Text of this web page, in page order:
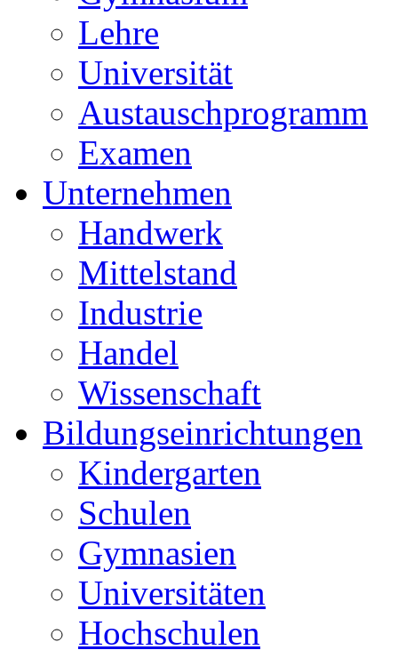
Lehre
Universität
Austauschprogramm
Examen
Unternehmen
Handwerk
Mittelstand
Industrie
Handel
Wissenschaft
Bildungseinrichtungen
Kindergarten
Schulen
Gymnasien
Universitäten
Hochschulen